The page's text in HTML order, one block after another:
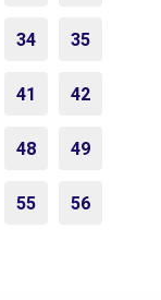
34 35
41 42
48 49
55 56